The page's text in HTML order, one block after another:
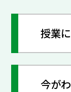
授業
今が